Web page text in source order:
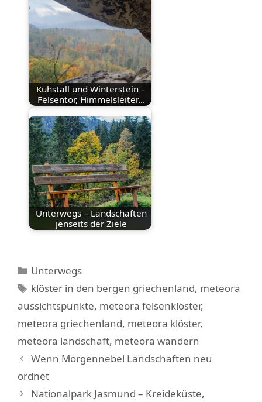
Kuhstall und Winterstein –
Felsentor, Himmelsleiter…
Unterwegs – Landschaften
jenseits der Ziele
Kategorien
Unterwegs
Schlagwörter
klöster in den bergen griechenland, meteora
aussichtspunkte, meteora felsenklöster,
meteora griechenland, meteora klöster,
meteora landschaft, meteora wandern
Wenn Morgennebel Landschaften neu
ordnet
Nationalpark Jasmund – Kreideküste,